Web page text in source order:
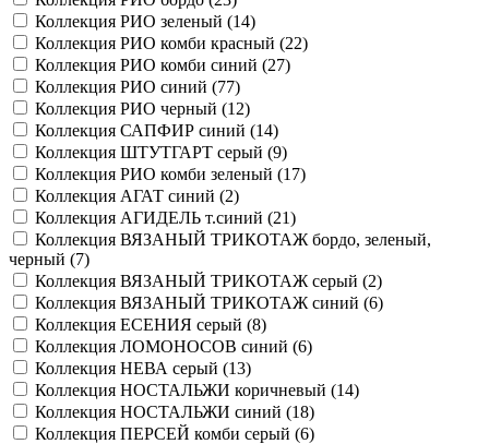
Коллекция РИО зеленый (14)
Коллекция РИО комби красный (22)
Коллекция РИО комби синий (27)
Коллекция РИО синий (77)
Коллекция РИО черный (12)
Коллекция САПФИР синий (14)
Коллекция ШТУТГАРТ серый (9)
Коллекция РИО комби зеленый (17)
Коллекция АГАТ синий (2)
Коллекция АГИДЕЛЬ т.синий (21)
Коллекция ВЯЗАНЫЙ ТРИКОТАЖ бордо, зеленый,
черный (7)
Коллекция ВЯЗАНЫЙ ТРИКОТАЖ серый (2)
Коллекция ВЯЗАНЫЙ ТРИКОТАЖ синий (6)
Коллекция ЕСЕНИЯ серый (8)
Коллекция ЛОМОНОСОВ синий (6)
Коллекция НЕВА серый (13)
Коллекция НОСТАЛЬЖИ коричневый (14)
Коллекция НОСТАЛЬЖИ синий (18)
Коллекция ПЕРСЕЙ комби серый (6)